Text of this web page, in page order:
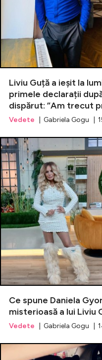
Liviu Guță a ieșit la
primele declarații
dispărut: ”Am trecut
Vedete | Gabriela Gogu |
Ce spune Daniela
misterioasă a lui Liviu
Vedete | Gabriela Gogu |